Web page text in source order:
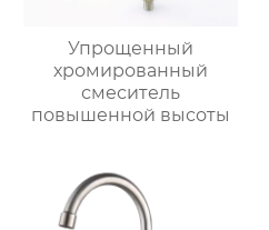
Упрощенный
хромированный
смеситель
повышенной высоты